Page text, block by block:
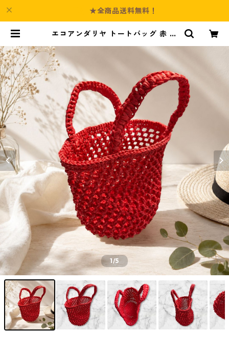
★全商品送料無料！
エコアンダリヤ トートバッグ 赤 手
1/5